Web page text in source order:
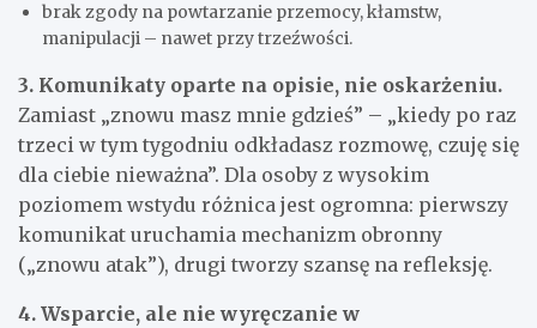
brak zgody na powtarzanie przemocy, kłamstw,
manipulacji – nawet przy trzeźwości.
3. Komunikaty oparte na opisie, nie oskarżeniu.
Zamiast „znowu masz mnie gdzieś” – „kiedy po raz
trzeci w tym tygodniu odkładasz rozmowę, czuję się
dla ciebie nieważna”. Dla osoby z wysokim
poziomem wstydu różnica jest ogromna: pierwszy
komunikat uruchamia mechanizm obronny
(„znowu atak”), drugi tworzy szansę na refleksję.
4. Wsparcie, ale nie wyręczanie w